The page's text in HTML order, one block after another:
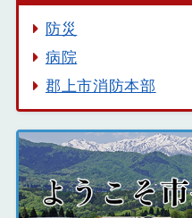
防災
病院
郡上市消防本部